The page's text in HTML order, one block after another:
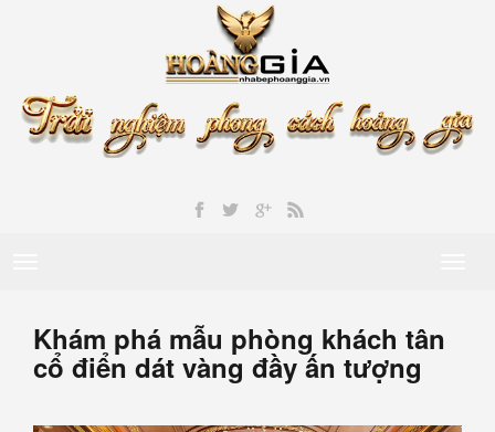
Khám phá mẫu phòng khách tân
cổ điển dát vàng đầy ấn tượng